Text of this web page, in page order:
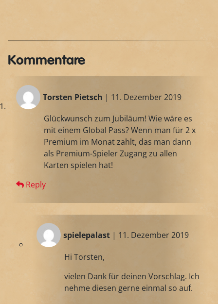
Kommentare
Torsten Pietsch | 11. Dezember 2019
Glückwunsch zum Jubiläum! Wie wäre es
mit einem Global Pass? Wenn man für 2 x
Premium im Monat zahlt, das man dann
als Premium-Spieler Zugang zu allen
Karten spielen hat!
Reply
spielepalast | 11. Dezember 2019
Hi Torsten,
vielen Dank für deinen Vorschlag. Ich
nehme diesen gerne einmal so auf.